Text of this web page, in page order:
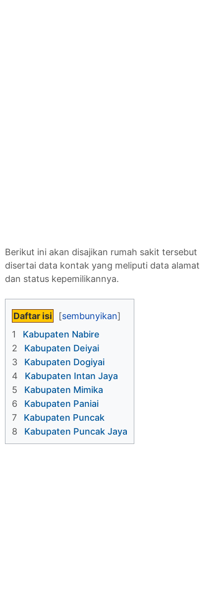
Berikut ini akan disajikan rumah sakit tersebut
disertai data kontak yang meliputi data alamat
dan status kepemilikannya.
Daftar isi
1
Kabupaten Nabire
2
Kabupaten Deiyai
3
Kabupaten Dogiyai
4
Kabupaten Intan Jaya
5
Kabupaten Mimika
6
Kabupaten Paniai
7
Kabupaten Puncak
8
Kabupaten Puncak Jaya